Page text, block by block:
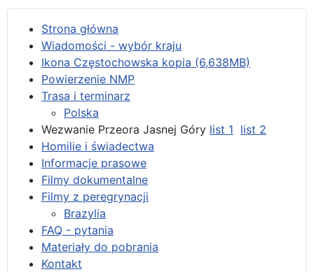
Strona główna
Wiadomości - wybór kraju
Ikona Częstochowska kopia (6,638MB)
Powierzenie NMP
Trasa i terminarz
Polska
Wezwanie Przeora Jasnej Góry list 1 list 2
Homilie i świadectwa
Informacje prasowe
Filmy dokumentalne
Filmy z peregrynacji
Brazylia
FAQ - pytania
Materiały do pobrania
Kontakt